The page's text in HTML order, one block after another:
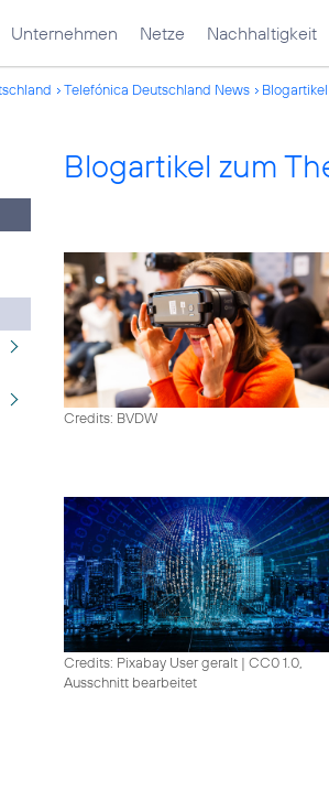
Unternehmen Netze Nachhaltigkeit
Telefónica Deutschland News Blogartikel
Blogartikel zum
Credits: BVDW
Credits: Pixabay User geralt | CC0 1.0,
Ausschnitt bearbeitet